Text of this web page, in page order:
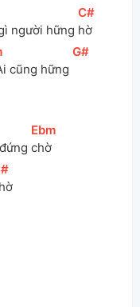
người hững
[
C#
hờ
cũng hững
[
G#
[Ebm
chờ